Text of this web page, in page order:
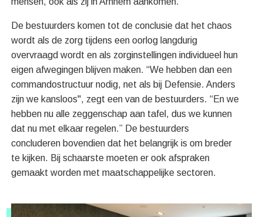
De bestuurders komen tot de conclusie dat het chaos
wordt als de zorg tijdens een oorlog langdurig
overvraagd wordt en als zorginstellingen individueel hun
eigen afwegingen blijven maken. “We hebben dan een
commandostructuur nodig, net als bij Defensie. Anders
zijn we kansloos", zegt een van de bestuurders. “En we
hebben nu alle zeggenschap aan tafel, dus we kunnen
dat nu met elkaar regelen.” De bestuurders
concluderen bovendien dat het belangrijk is om breder
te kijken. Bij schaarste moeten er ook afspraken
gemaakt worden met maatschappelijke sectoren.